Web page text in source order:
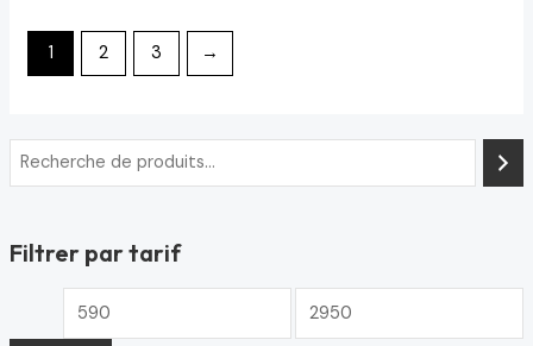
Filtrer par tarif
1 2 3 →